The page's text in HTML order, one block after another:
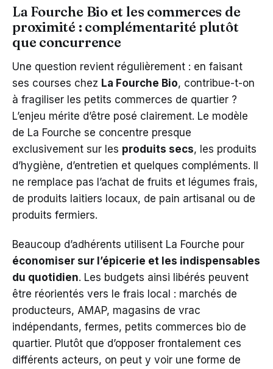
La Fourche Bio et les commerces de
proximité : complémentarité plutôt
que concurrence
Une question revient régulièrement : en faisant
ses courses chez La Fourche Bio, contribue-t-on
à fragiliser les petits commerces de quartier ?
L’enjeu mérite d’être posé clairement. Le modèle
de La Fourche se concentre presque
exclusivement sur les produits secs, les produits
d’hygiène, d’entretien et quelques compléments. Il
ne remplace pas l’achat de fruits et légumes frais,
de produits laitiers locaux, de pain artisanal ou de
produits fermiers.
Beaucoup d’adhérents utilisent La Fourche pour
économiser sur l’épicerie et les indispensables
du quotidien. Les budgets ainsi libérés peuvent
être réorientés vers le frais local : marchés de
producteurs, AMAP, magasins de vrac
indépendants, fermes, petits commerces bio de
quartier. Plutôt que d’opposer frontalement ces
différents acteurs, on peut y voir une forme de